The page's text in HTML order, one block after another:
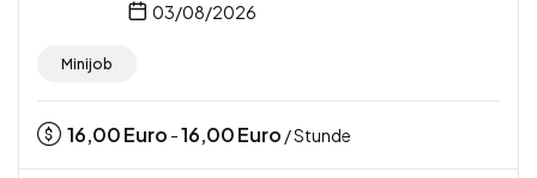
03/08/2026
Minijob
16,00Euro -16,00Euro / Stunde